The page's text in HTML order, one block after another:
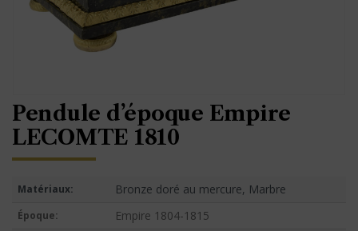
Pendule d’époque Empire
LECOMTE 1810
Matériaux: Bronze doré au mercure, Marbre
Époque: Empire 1804-1815